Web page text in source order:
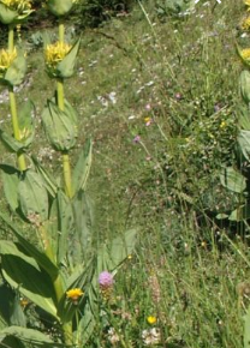
BERG-HAUSWURZ
Sempervivum montanum